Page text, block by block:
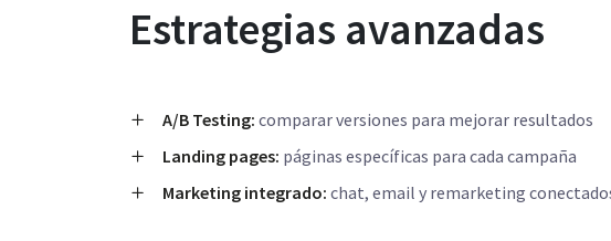
Estrategias avanzadas
A/B Testing: comparar versiones para mejorar resultados
Landing pages: páginas específicas para cada campaña
Marketing integrado: chat, email y remarketing